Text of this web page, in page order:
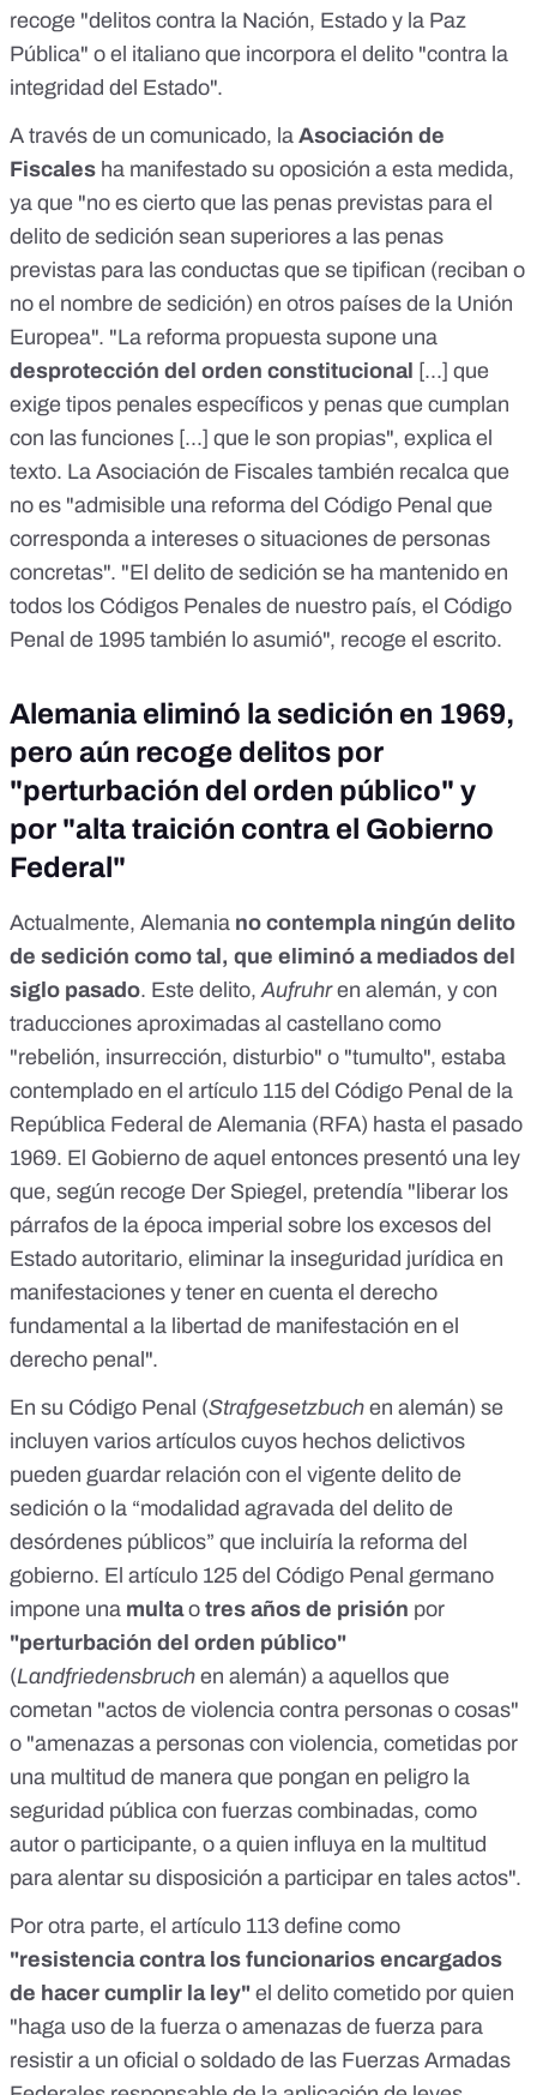
recoge "delitos contra la Nación, Estado y la Paz
Pública" o el italiano que incorpora el delito "contra la
integridad del Estado".
A través de un comunicado, la Asociación de
Fiscales ha manifestado su oposición a esta medida,
ya que "no es cierto que las penas previstas para el
delito de sedición sean superiores a las penas
previstas para las conductas que se tipifican (reciban o
no el nombre de sedición) en otros países de la Unión
Europea". "La reforma propuesta supone una
desprotección del orden constitucional [...] que
exige tipos penales específicos y penas que cumplan
con las funciones [...] que le son propias", explica el
texto. La Asociación de Fiscales también recalca que
no es "admisible una reforma del Código Penal que
corresponda a intereses o situaciones de personas
concretas". "El delito de sedición se ha mantenido en
todos los Códigos Penales de nuestro país, el Código
Penal de 1995 también lo asumió", recoge el escrito.
Alemania eliminó la sedición en 1969,
pero aún recoge delitos por
"perturbación del orden público" y
por "alta traición contra el Gobierno
Federal"
Actualmente, Alemania no contempla ningún delito
de sedición como tal, que eliminó a mediados del
siglo pasado. Este delito, Aufruhren alemán, y con
traducciones aproximadas al castellano como
"rebelión, insurrección, disturbio" o "tumulto", estaba
contemplado en el artículo 115 del Código Penal de la
República Federal de Alemania (RFA) hasta el pasado
1969. El Gobierno de aquel entonces presentó una ley
que, según recoge Der Spiegel, pretendía "liberar los
párrafos de la época imperial sobre los excesos del
Estado autoritario, eliminar la inseguridad jurídica en
manifestaciones y tener en cuenta el derecho
fundamental a la libertad de manifestación en el
derecho penal".
En su Código Penal (Strafgesetzbuch en alemán) se
incluyen varios artículos cuyos hechos delictivos
pueden guardar relación con el vigente delito de
sedición o la “modalidad agravada del delito de
desórdenes públicos” que incluiría la reforma del
gobierno. El artículo 125 del Código Penal germano
impone una multao tres años de prisión por
"perturbación del orden público"
(Landfriedensbruch en alemán) a aquellos que
cometan "actos de violencia contra personas o cosas"
o "amenazas a personas con violencia, cometidas por
una multitud de manera que pongan en peligro la
seguridad pública con fuerzas combinadas, como
autor o participante, o a quien influya en la multitud
para alentar su disposición a participar en tales actos".
Por otra parte, el artículo 113 define como
"resistencia contra los funcionarios encargados
de hacer cumplir la ley" el delito cometido por quien
"haga uso de la fuerza o amenazas de fuerza para
resistir a un oficial o soldado de las Fuerzas Armadas